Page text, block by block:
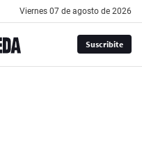
viernes 07 de agosto de 2026
Suscribite